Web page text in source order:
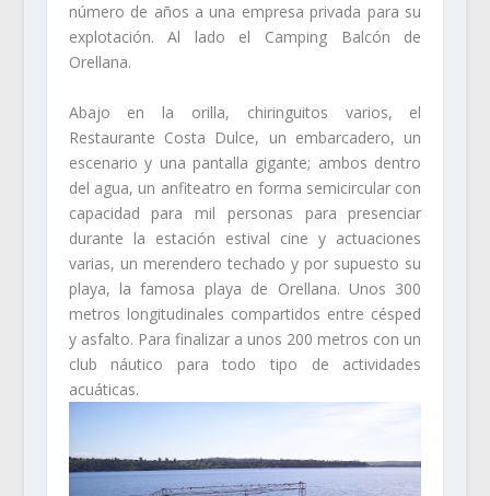
número de años a una empresa privada para su
explotación. Al lado el Camping Balcón de
Orellana.
Abajo en la orilla, chiringuitos varios, el
Restaurante Costa Dulce, un embarcadero, un
escenario y una pantalla gigante; ambos dentro
del agua, un anfiteatro en forma semicircular con
capacidad para mil personas para presenciar
durante la estación estival cine y actuaciones
varias, un merendero techado y por supuesto su
playa, la famosa playa de Orellana. Unos 300
metros longitudinales compartidos entre césped
y asfalto. Para finalizar a unos 200 metros con un
club náutico para todo tipo de actividades
acuáticas.